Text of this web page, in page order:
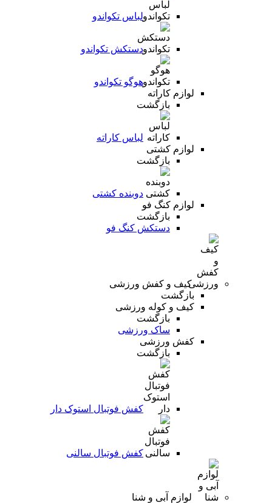
لباس تکواندو
دستکش تکواندو
هوگو تکواندو
لوازم کاراته
بازگشت
لباس کاراته
لوازم کشتی
بازگشت
دوبنده کشتی
لوازم کنگ فو
بازگشت
دستکش کنگ فو
کیف و کفش ورزشی
بازگشت
کیف و کوله ورزشی
بازگشت
ساک ورزشی
کفش ورزشی
بازگشت
کفش فوتبال استوک دار
کفش فوتبال سالنی
لوازم آبی و شنا